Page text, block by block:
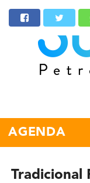
AGENDA
Tradicional